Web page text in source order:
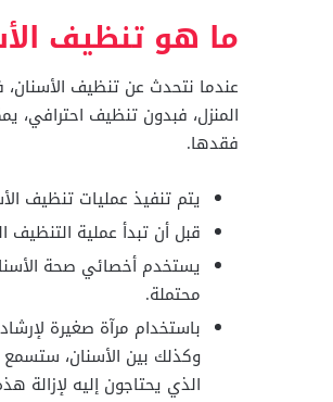
ما هو تنظيف
عندما نتحدث عن تنظيف
المنزل، فبدون تنظيف احترافي،
فقدها.
يتم تنفيذ عمليات تنظيف
قبل أن تبدأ عملية
يستخدم أخصائي صحة
محتملة.
باستخدام مرآة صغيرة
وكذلك بين الأسنان، ستسمع
الذي يحتاجون إليه لإزالة